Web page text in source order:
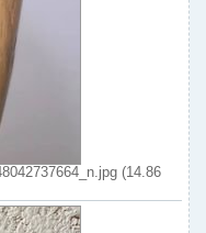
(14.86